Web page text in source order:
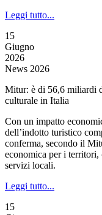
Leggi tutto...
15
Giugno
2026
News 2026
Mitur: è di 56,6 miliardi
culturale in Italia
Con un impatto
dell’indotto turistico
conferma, secondo il
economica per i
servizi locali.
Leggi tutto...
15